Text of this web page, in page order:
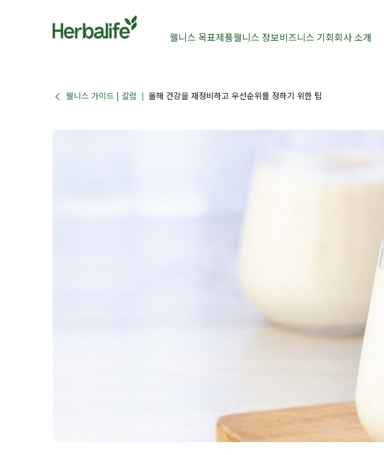
웰니스 목표제품웰니스 정보비즈니스 기회회사 소개
웰니스 가이드 | 칼럼 | 올해 건강을 재정비하고 우선순위를 정하기 위한 팁